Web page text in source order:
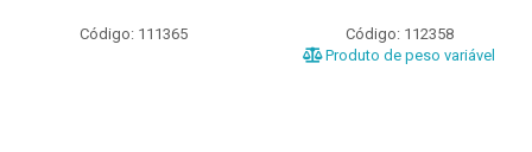
Código: 111365
Código: 112358
Produto de peso variável